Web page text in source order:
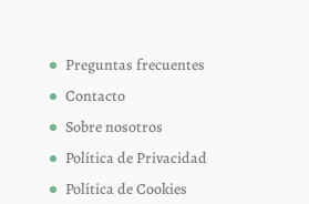
Preguntas frecuentes
Contacto
Sobre nosotros
Política de Privacidad
Política de Cookies